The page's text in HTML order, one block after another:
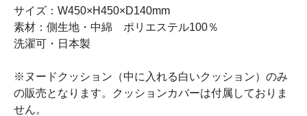
サイズ：W450×H450×D140mm
素材：側生地・中綿 ポリエステル100％
洗濯可・日本製
※ヌードクッション（中に入れる白いクッション）のみ
の販売となります。クッションカバーは付属しておりま
せん。